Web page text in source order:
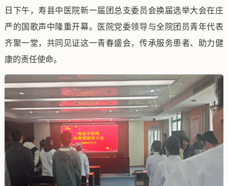
日下午，寿县中医院新一届团总支委员会换届选举大会在庄
严的国歌声中隆重开幕。医院党委领导与全院团员青年代表
齐聚一堂，共同见证这一青春盛会，传承服务患者、助力健
康的责任使命。